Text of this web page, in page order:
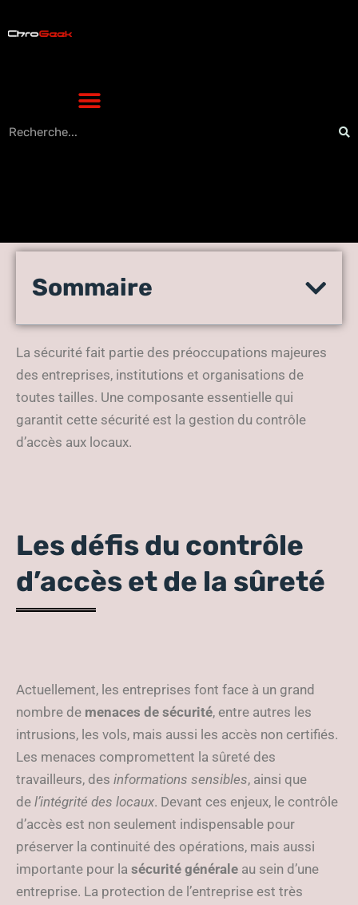
La sécurité à portée de main
contrôle d’accès
Sommaire
La sécurité fait partie des préoccupations majeures
des entreprises, institutions et organisations de
toutes tailles. Une composante essentielle qui
garantit cette sécurité est la gestion du contrôle
d’accès aux locaux.
Les défis du contrôle
d’accès et de la sûreté
Actuellement, les entreprises font face à un grand
nombre de menaces de sécurité, entre autres les
intrusions, les vols, mais aussi les accès non certifiés.
Les menaces compromettent la sûreté des
travailleurs, des informations sensibles, ainsi que
de l’intégrité des locaux. Devant ces enjeux, le contrôle
d’accès est non seulement indispensable pour
préserver la continuité des opérations, mais aussi
importante pour la sécurité générale au sein d’une
entreprise. La protection de l’entreprise est très